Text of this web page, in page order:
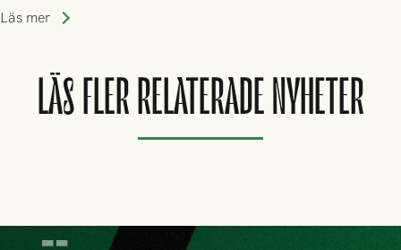
spel i färöiska Skála IF.
Läs mer
LÄS FLER RELATERADE NYHETER